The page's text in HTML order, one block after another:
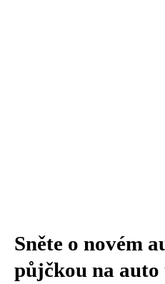
Sněte o novém
půjčkou na auto